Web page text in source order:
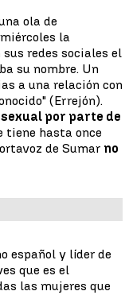
ola de
la
redes sociales el
su nombre. Un
a una relación con
(Errejón).
por parte de
tiene hasta once
de Sumar no
español y líder de
que es el
las mujeres que